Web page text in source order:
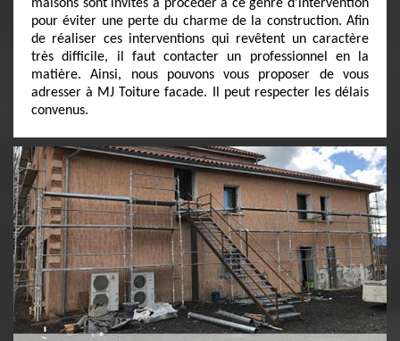
maisons sont invités à procéder à ce genre d'intervention
pour éviter une perte du charme de la construction. Afin
de réaliser ces interventions qui revêtent un caractère
très difficile, il faut contacter un professionnel en la
matière. Ainsi, nous pouvons vous proposer de vous
adresser à MJ Toiture facade. Il peut respecter les délais
convenus.